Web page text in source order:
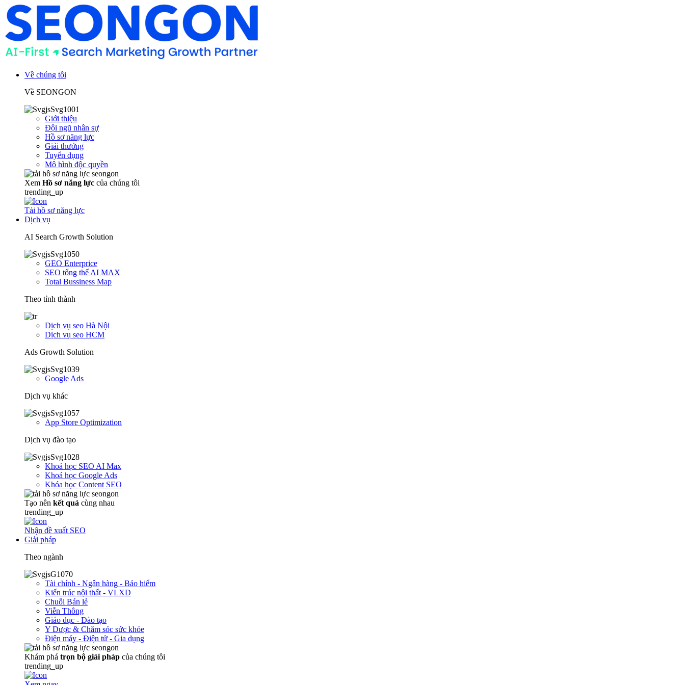
Về chúng tôi
Về SEONGON
Giới thiệu
Đội ngũ nhân sự
Hồ sơ năng lực
Giải thưởng
Tuyển dụng
Mô hình độc quyền
Xem Hồ sơ năng lực của chúng tôi
trending_up
Tải hồ sơ năng lực
Dịch vụ
AI Search Growth Solution
GEO Enterprice
SEO tổng thể AI MAX
Total Bussiness Map
Theo tỉnh thành
Dịch vụ seo Hà Nội
Dịch vụ seo HCM
Ads Growth Solution
Google Ads
Dịch vụ khác
App Store Optimization
Dịch vụ đào tạo
Khoá học SEO AI Max
Khoá học Google Ads
Khóa học Content SEO
Tạo nên kết quả cùng nhau
trending_up
Nhận đề xuất SEO
Giải pháp
Theo ngành
Tài chính - Ngân hàng - Bảo hiểm
Kiến trúc nội thất - VLXD
Chuỗi Bán lẻ
Viễn Thông
Giáo dục - Đào tạo
Y Dược & Chăm sóc sức khỏe
Điện máy - Điện tử - Gia dụng
Khám phá trọn bộ giải pháp của chúng tôi
trending_up